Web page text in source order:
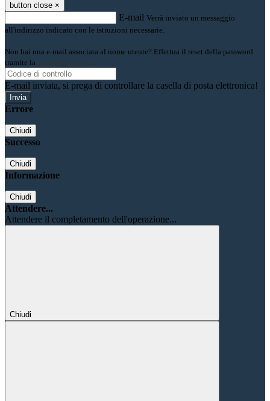
button close ×
E-mail Verrà inviato un messaggio
all'indirizzo indicato con le istruzioni necessarie.
Non hai una e-mail associata al nome utente? Effettua il reset della password
tramite la
Login Spaggiari
E-mail inviata, si prega di controllare la casella di posta elettronica!
Errore
Chiudi
Successo
Chiudi
Informazione
Chiudi
Attendere...
Attendere il completamento dell'operazione...
Chiudi